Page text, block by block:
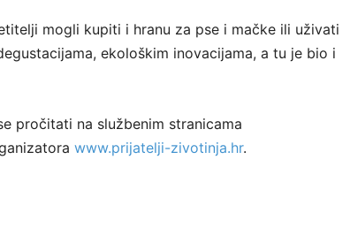
mogli kupiti i hranu za pse i mačke ili uživati
ekološkim inovacijama, a tu je bio i
pročitati na službenim stranicama
www.prijatelji-zivotinja.hr.